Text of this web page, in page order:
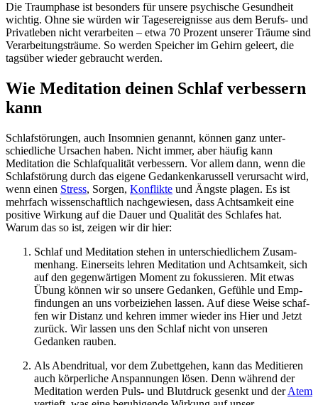
Die Traumphase ist besonders für unsere psychische Gesundheit
wichtig. Ohne sie würden wir Tagesereignisse aus dem Berufs- und
Privatleben nicht verarbeiten – etwa 70 Prozent unserer Träume sind
Verarbeitungsträume. So werden Speicher im Gehirn geleert, die
tagsüber wieder gebraucht werden.
Wie Meditation deinen Schlaf verbessern
kann
Schlaf­stö­run­gen, auch Insom­nien genannt, können ganz unter­
schied­li­che Ursa­chen haben. Nicht immer, aber häufig kann
Meditation die Schlafqualität verbessern. Vor allem dann, wenn die
Schlafstörung durch das eigene Gedankenkarussell verursacht wird,
wenn einen Stress, Sorgen, Kon­flikte und Ängste plagen. Es ist
mehrfach wissenschaftlich nachgewiesen, dass Achtsamkeit eine
positive Wirkung auf die Dauer und Qualität des Schlafes hat.
Warum das so ist, zeigen wir dir hier:
Schlaf und Medi­ta­tion stehen in unter­schied­li­chem Zusam­
men­hang. Einer­seits lehren Medi­ta­tion und Acht­sam­keit, sich
auf den gegen­wär­ti­gen Moment zu fokus­sie­ren. Mit etwas
Übung können wir so unsere Gedan­ken, Gefühle und Emp­
fin­dun­gen an uns vorbeiziehen lassen. Auf diese Weise schaf­
fen wir Dis­tanz und kehren immer wieder ins Hier und Jetzt
zurück. Wir lassen uns den Schlaf nicht von unseren
Gedanken rauben.
Als Abendritual, vor dem Zubettgehen, kann das Meditieren
auch körperliche Anspannungen lösen. Denn während der
Meditation werden Puls- und Blutdruck gesenkt und derAtem